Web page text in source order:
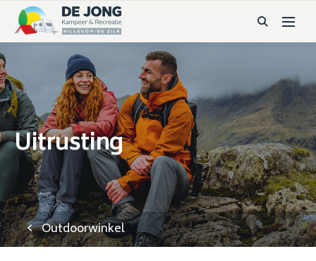
Uitrusting
Outdoorwinkel